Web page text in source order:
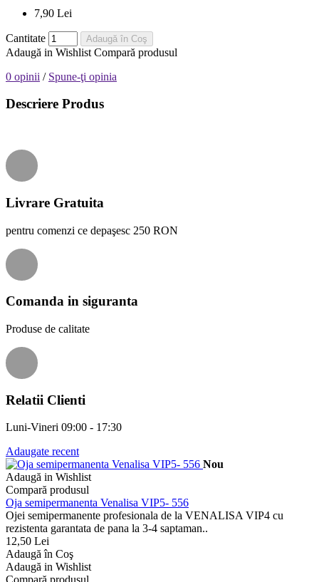
7,90 Lei
Cantitate Adaugă în Coş
Adaugă in Wishlist Compară produsul
0 opinii / Spune-ţi opinia
Descriere Produs
Livrare Gratuita
pentru comenzi ce depaşesc 250 RON
Comanda in siguranta
Produse de calitate
Relatii Clienti
Luni-Vineri 09:00 - 17:30
Adaugate recent
Nou
Adaugă in Wishlist
Compară produsul
Oja semipermanenta Venalisa VIP5- 556
Ojei semipermanente profesionala de la VENALISA VIP4 cu
rezistenta garantata de pana la 3-4 saptaman..
12,50 Lei
Adaugă în Coş
Adaugă in Wishlist